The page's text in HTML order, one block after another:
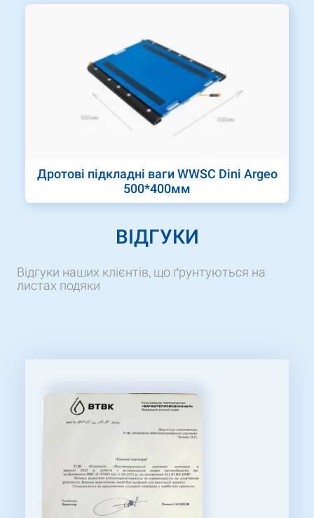
Дротові підкладні ваги WWSС Dini Argeo
500*400мм
ВІДГУКИ
Відгуки наших клієнтів, що ґрунтуються на
листах подяки